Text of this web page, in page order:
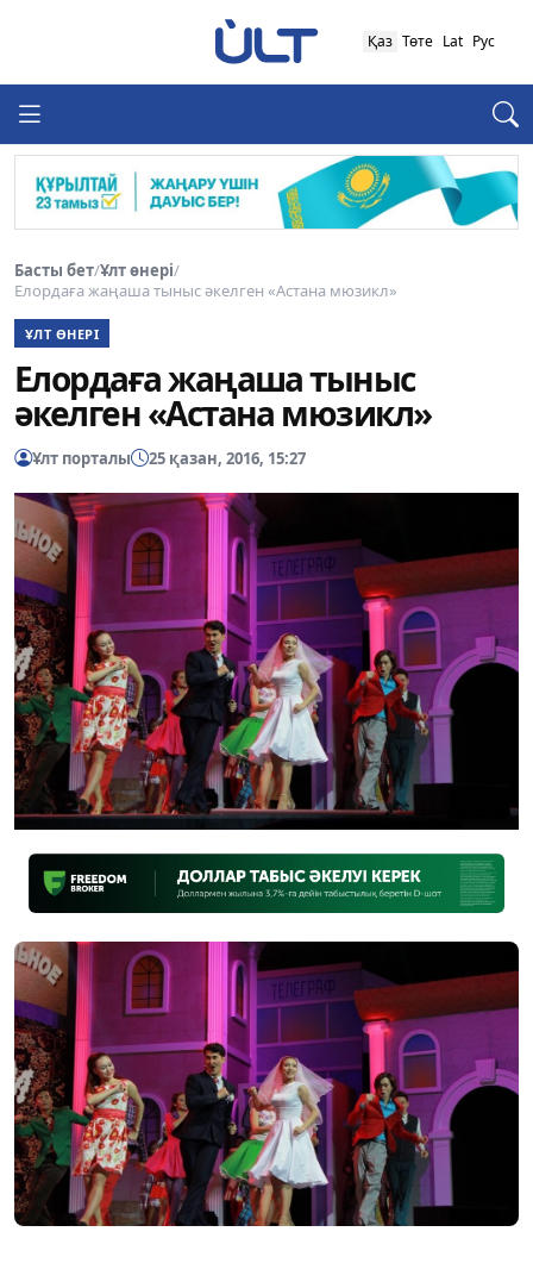
Қаз Төте Lat Рус
Басты бет/Ұлт өнері/
Елордаға жаңаша тыныс әкелген «Астана мюзикл»
ҰЛТ ӨНЕРІ
Елордаға жаңаша тыныс
әкелген «Астана мюзикл»
Ұлт порталы 25 қазан, 2016, 15:27